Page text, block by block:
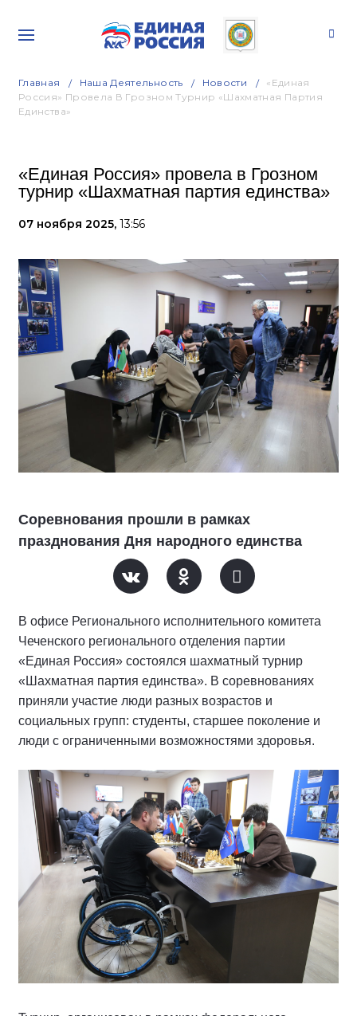
Главная Наша Деятельность Новости
«Единая
Россия» Провела В Грозном Турнир «Шахматная Партия
Единства»
«Единая Россия» провела в Грозном
турнир «Шахматная партия единства»
07 ноября 2025, 13:56
Соревнования прошли в рамках
празднования Дня народного единства
В офисе Регионального исполнительного комитета
Чеченского регионального отделения партии
«Единая Россия» состоялся шахматный турнир
«Шахматная партия единства». В соревнованиях
приняли участие люди разных возрастов и
социальных групп: студенты, старшее поколение и
люди с ограниченными возможностями здоровья.